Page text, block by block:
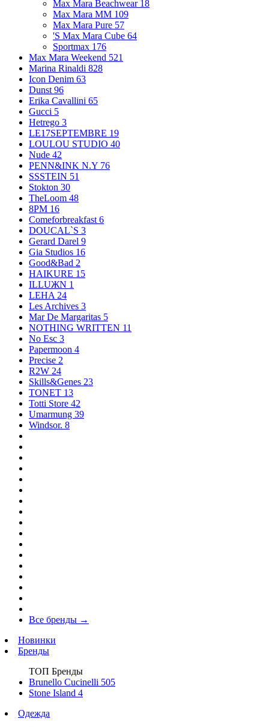
Max Mara Beachwear 18
Max Mara MM 109
Max Mara Pure 57
'S Max Mara Cube 64
Sportmax 176
Max Mara Weekend 521
Marina Rinaldi 828
Icon Denim 63
Dunst 96
Erika Cavallini 65
Gucci 5
Hetrego 3
LE17SEPTEMBRE 19
LOULOU STUDIO 40
Nude 42
PENN&INK N.Y 76
SSSTEIN 51
Stokton 30
TheLoom 48
8PM 16
Comeforbreakfast 6
DOUCAL`S 3
Gerard Darel 9
Gia Studios 16
Good&Bad 2
HAIKURE 15
ILLUЖN 1
LEHA 24
Les Archives 3
Mar De Margaritas 5
NOTHING WRITTEN 11
No Esc 3
Papermoon 4
Precise 2
R2W 24
Skills&Genes 23
TONET 13
Totti Store 42
Umarmung 39
Windsor. 8
Все бренды →
Новинки
Бренды
ТОП Бренды
Brunello Cucinelli 505
Stone Island 4
Одежда